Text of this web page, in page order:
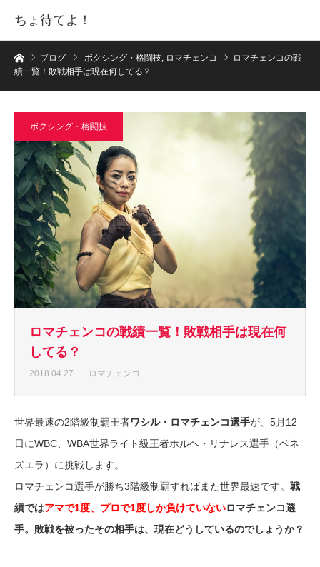
ちょ待てよ！
ホームブログ ボクシング・格闘技, ロマチェンコ
ロマチェンコの戦
績一覧！敗戦相手は現在何してる？
ボクシング・格闘技
ロマチェンコの戦績一覧！敗戦相手は現在何
してる？
2018.04.27 ロマチェンコ
世界最速の2階級制覇王者ワシル・ロマチェンコ選手が、5月12
日にWBC、WBA世界ライト級王者ホルヘ・リナレス選手（ベネ
ズエラ）に挑戦します。
ロマチェンコ選手が勝ち3階級制覇すればまた世界最速です。 戦
績ではアマで1度、プロで1度しか負けていないロマチェンコ選
手。敗戦を被ったその相手は、現在どうしているのでしょうか？